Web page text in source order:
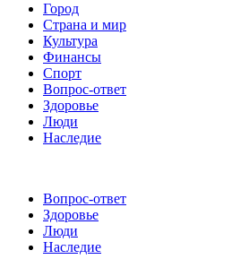
Город
Страна и мир
Культура
Финансы
Спорт
Вопрос-ответ
Здоровье
Люди
Наследие
Вопрос-ответ
Здоровье
Люди
Наследие